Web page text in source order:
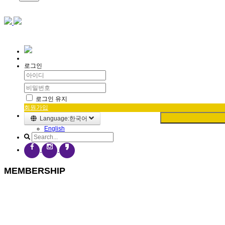
로그인
로그인 유지
회원가입
Language:한국어
English
MEMBERSHIP